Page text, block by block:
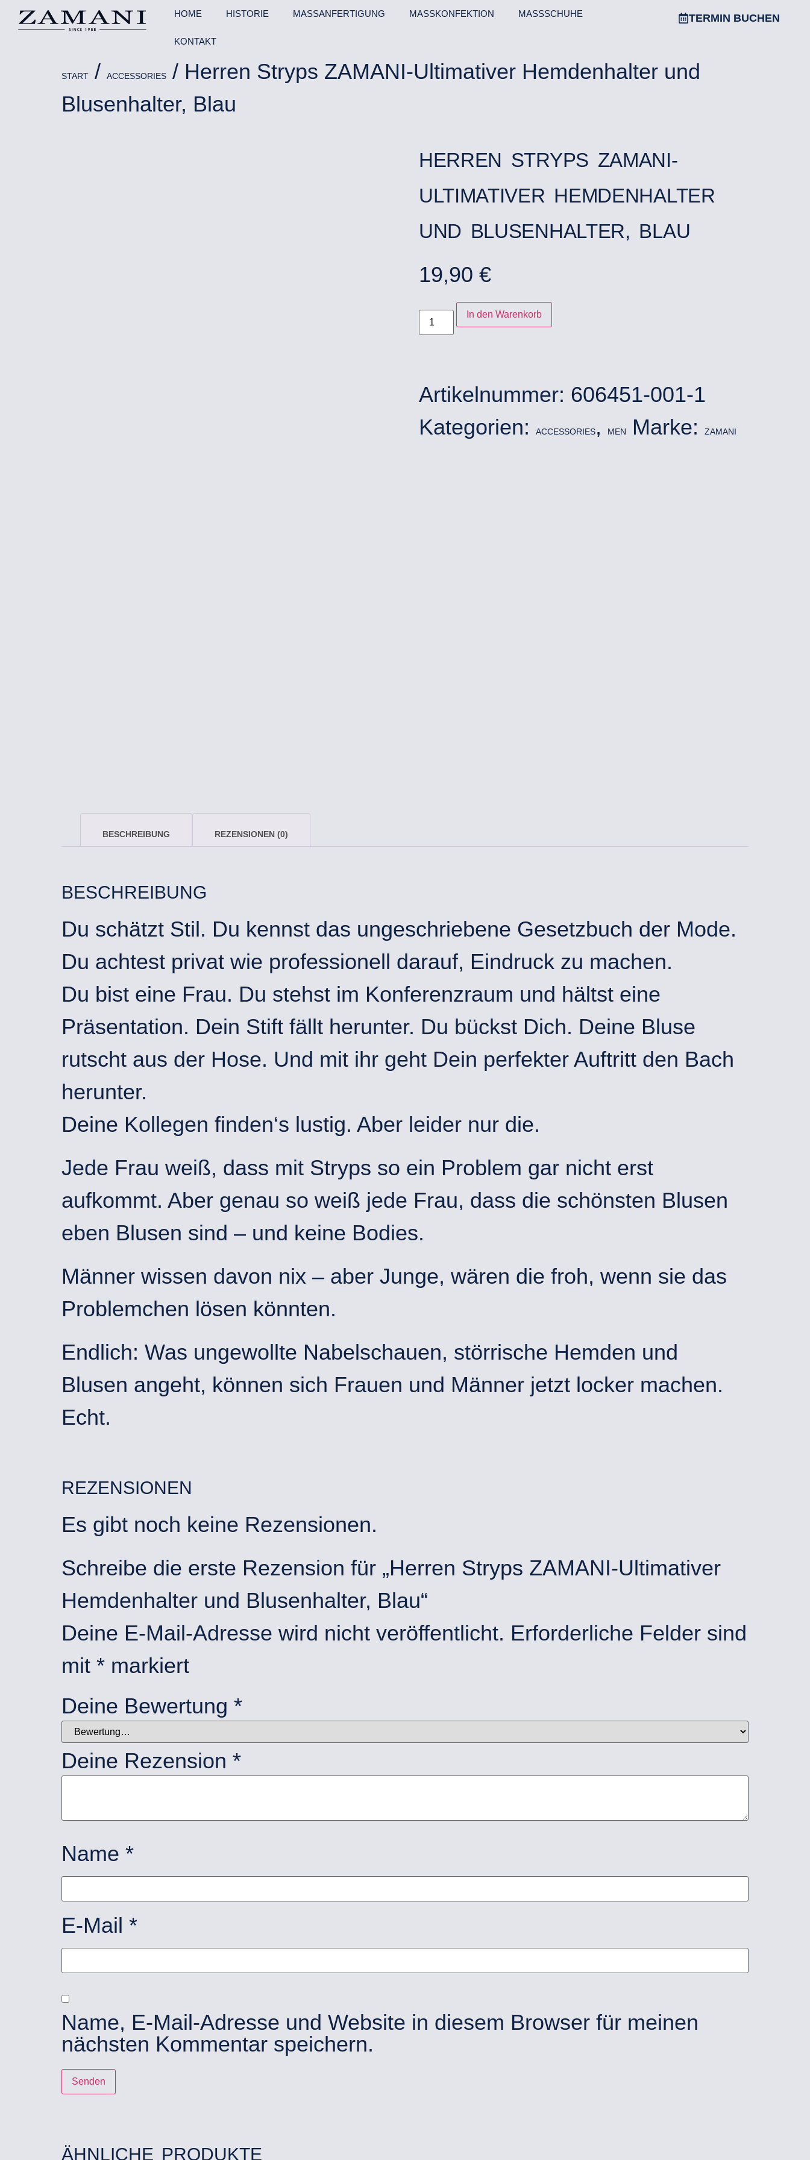
HOME HISTORIE MASSANFERTIGUNG MASSKONFEKTION MASSSCHUHE
KONTAKT
TERMIN BUCHEN
START / ACCESSORIES
/ Herren Stryps ZAMANI-Ultimativer Hemdenhalter und
Blusenhalter, Blau
HERREN STRYPS ZAMANI-
ULTIMATIVER HEMDENHALTER
UND BLUSENHALTER, BLAU
19,90 €
In den Warenkorb
Artikelnummer: 606451-001-1
Kategorien:
ACCESSORIES, MEN Marke: ZAMANI
BESCHREIBUNG REZENSIONEN (0)
BESCHREIBUNG
Du schätzt Stil. Du kennst das ungeschriebene Gesetzbuch der Mode.
Du achtest privat wie professionell darauf, Eindruck zu machen.
Du bist eine Frau. Du stehst im Konferenzraum und hältst eine
Präsentation. Dein Stift fällt herunter. Du bückst Dich. Deine Bluse
rutscht aus der Hose. Und mit ihr geht Dein perfekter Auftritt den Bach
herunter.
Deine Kollegen finden‘s lustig. Aber leider nur die.
Jede Frau weiß, dass mit Stryps so ein Problem gar nicht erst
aufkommt. Aber genau so weiß jede Frau, dass die schönsten Blusen
eben Blusen sind – und keine Bodies.
Männer wissen davon nix – aber Junge, wären die froh, wenn sie das
Problemchen lösen könnten.
Endlich: Was ungewollte Nabelschauen, störrische Hemden und
Blusen angeht, können sich Frauen und Männer jetzt locker machen.
Echt.
REZENSIONEN
Es gibt noch keine Rezensionen.
Schreibe die erste Rezension für „Herren Stryps ZAMANI-Ultimativer
Hemdenhalter und Blusenhalter, Blau“
Deine E-Mail-Adresse wird nicht veröffentlicht. Erforderliche Felder sind
mit * markiert
Deine Bewertung *
Deine Rezension *
Name *
E-Mail *
Name, E-Mail-Adresse und Website in diesem Browser für meinen
nächsten Kommentar speichern.
ÄHNLICHE PRODUKTE